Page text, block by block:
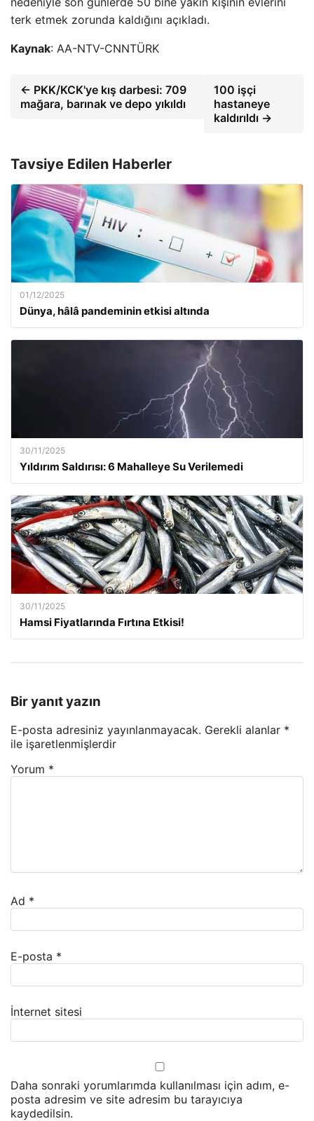
terk etmek zorunda kaldığını açıkladı.
Kaynak: AA-NTV-CNNTÜRK
← PKK/KCK'ye kış darbesi: 709
mağara, barınak ve depo yıkıldı
100 işçi
hastaneye
kaldırıldı →
Tavsiye Edilen Haberler
01/12/2025
Dünya, hâlâ pandeminin etkisi altında
30/11/2025
Yıldırım Saldırısı: 6 Mahalleye Su Verilemedi
30/11/2025
Hamsi Fiyatlarında Fırtına Etkisi!
Bir yanıt yazın
E-posta adresiniz yayınlanmayacak. Gerekli alanlar *
ile işaretlenmişlerdir
Yorum *
Ad *
E-posta *
İnternet sitesi
Daha sonraki yorumlarımda kullanılması için adım, e-
posta adresim ve site adresim bu tarayıcıya
kaydedilsin.